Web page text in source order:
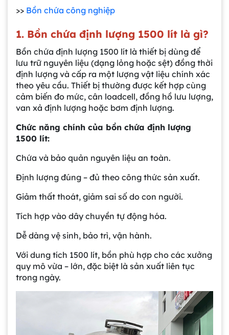
>> Bồn chứa công nghiệp
1. Bồn chứa định lượng 1500 lít là gì?
Bồn chứa định lượng 1500 lít là thiết bị dùng để
lưu trữ nguyên liệu (dạng lỏng hoặc sệt) đồng thời
định lượng và cấp ra một lượng vật liệu chính xác
theo yêu cầu. Thiết bị thường được kết hợp cùng
cảm biến đo mức, cân loadcell, đồng hồ lưu lượng,
van xả định lượng hoặc bơm định lượng.
Chức năng chính của bồn chứa định lượng
1500 lít:
Chứa và bảo quản nguyên liệu an toàn.
Định lượng đúng – đủ theo công thức sản xuất.
Giảm thất thoát, giảm sai số do con người.
Tích hợp vào dây chuyền tự động hóa.
Dễ dàng vệ sinh, bảo trì, vận hành.
Với dung tích 1500 lít, bồn phù hợp cho các xưởng
quy mô vừa – lớn, đặc biệt là sản xuất liên tục
trong ngày.